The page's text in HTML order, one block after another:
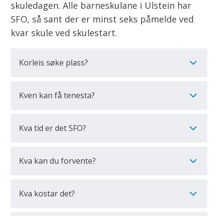
m
u
skuledagen. Alle barneskulane i Ulstein har
SFO, så sant der er minst seks påmelde ved
kvar skule ved skulestart.
Korleis søke plass?
Kven kan få tenesta?
Kva tid er det SFO?
Kva kan du forvente?
Kva kostar det?